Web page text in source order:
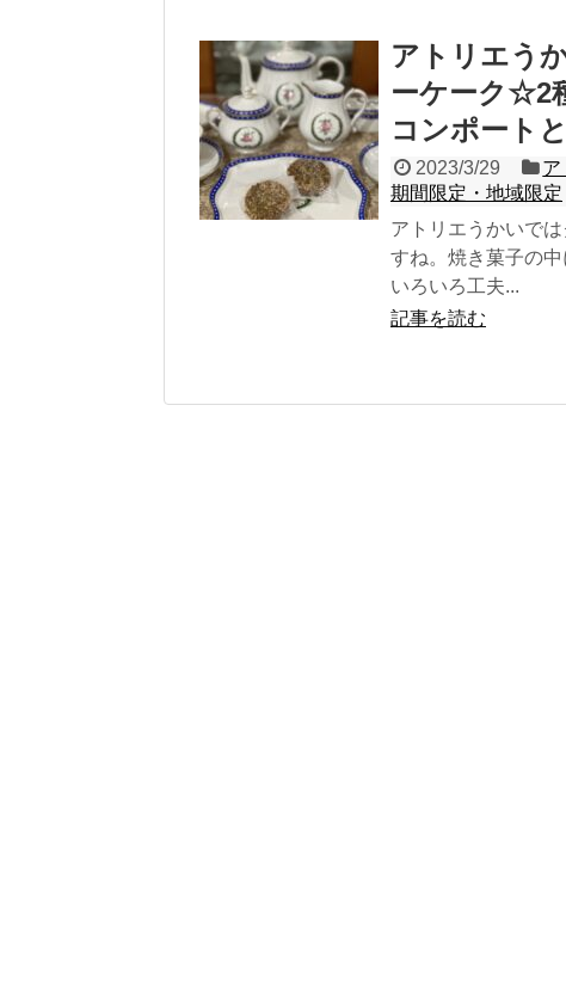
アトリエう
ーケーク☆2
コンポート
2023/3/29 ア
期間限定・地域限定
アトリエうかいで
すね。焼き菓子の
いろいろ工夫...
記事を読む